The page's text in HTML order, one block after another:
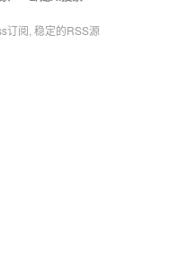
订阅, 稳定的RSS源